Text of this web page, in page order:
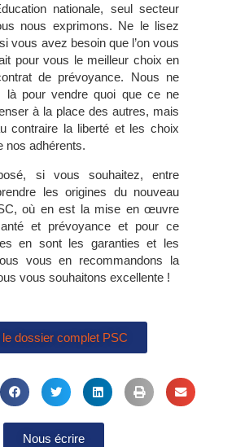
nationale, seul secteur
nous exprimons. Ne le lisez
vous avez besoin que l’on vous
pour vous le meilleur choix en
de prévoyance. Nous ne
là pour vendre quoi que ce ne
à la place des autres, mais
contraire la liberté et les choix
nos adhérents.
si vous souhaitez, entre
les origines du nouveau
où en est la mise en œuvre
et prévoyance et pour ce
en sont les garanties et les
vous en recommandons la
vous souhaitons excellente !
le dossier complet PSC
Nous écrire